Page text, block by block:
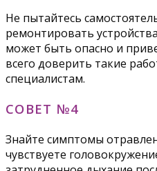
Не пытайтесь
ремонтировать
может быть опасно и
всего доверить такие
специалистам.
СОВЕТ №4
Знайте симптомы
чувствуете